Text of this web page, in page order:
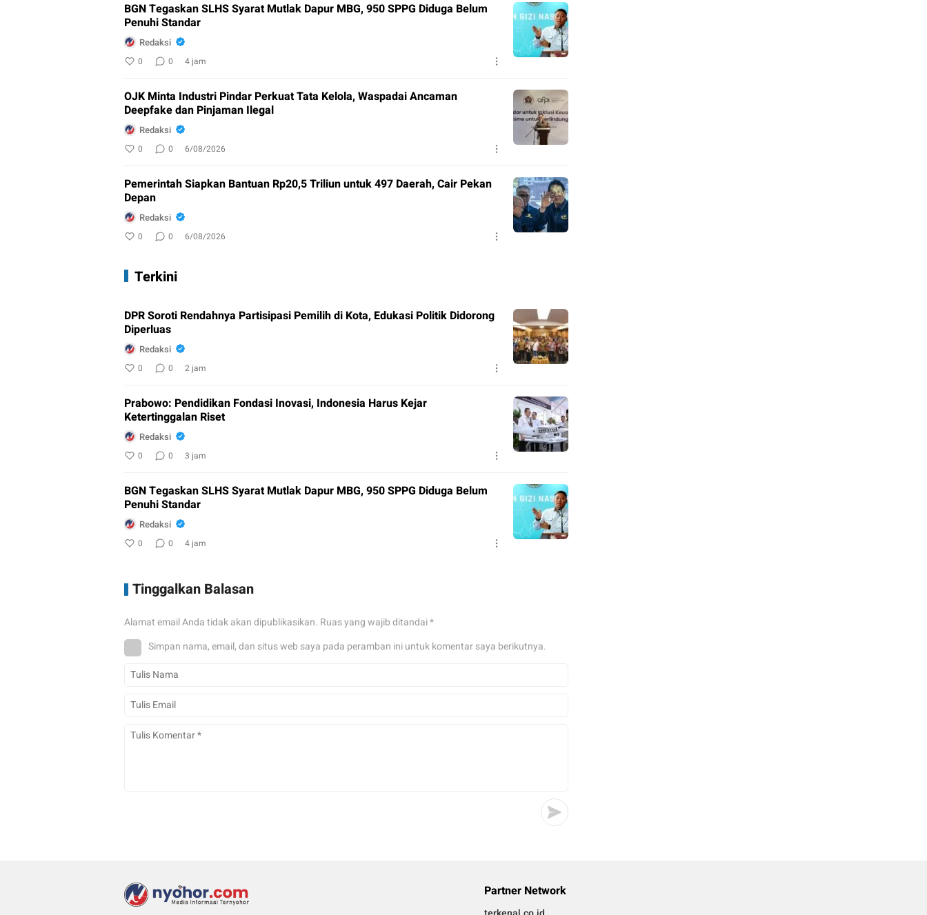
BGN Tegaskan SLHS Syarat Mutlak Dapur MBG, 950 SPPG Diduga Belum
Penuhi Standar
Redaksi
0 0 4 jam
OJK Minta Industri Pindar Perkuat Tata Kelola, Waspadai Ancaman
Deepfake dan Pinjaman Ilegal
Redaksi
0 0 6/08/2026
Pemerintah Siapkan Bantuan Rp20,5 Triliun untuk 497 Daerah, Cair Pekan
Depan
Redaksi
0 0 6/08/2026
Terkini
DPR Soroti Rendahnya Partisipasi Pemilih di Kota, Edukasi Politik Didorong
Diperluas
Redaksi
0 0 2 jam
Prabowo: Pendidikan Fondasi Inovasi, Indonesia Harus Kejar
Ketertinggalan Riset
Redaksi
0 0 3 jam
BGN Tegaskan SLHS Syarat Mutlak Dapur MBG, 950 SPPG Diduga Belum
Penuhi Standar
Redaksi
0 0 4 jam
Tinggalkan Balasan
Alamat email Anda tidak akan dipublikasikan. Ruas yang wajib ditandai*
Simpan nama, email, dan situs web saya pada peramban ini untuk komentar saya berikutnya.
Partner Network